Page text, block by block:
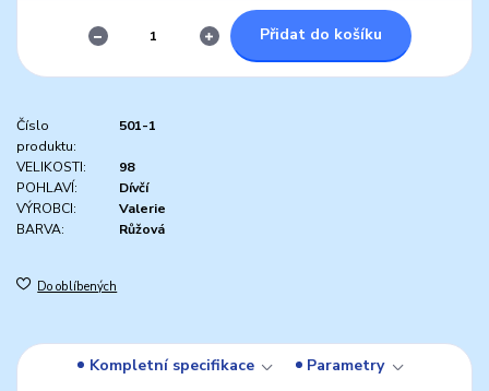
Přidat do košíku
Číslo
produktu:
501-1
VELIKOSTI:
98
POHLAVÍ:
Dívčí
VÝROBCI:
Valerie
BARVA:
Růžová
Do oblíbených
Kompletní specifikace
Parametry